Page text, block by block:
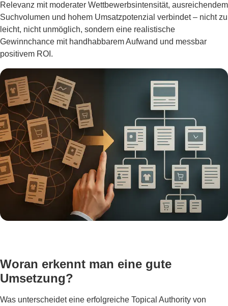
Relevanz mit moderater Wettbewerbsintensität, ausreichendem
Suchvolumen und hohem Umsatzpotenzial verbindet – nicht zu
leicht, nicht unmöglich, sondern eine realistische
Gewinnchance mit handhabbarem Aufwand und messbar
positivem ROI.
Woran erkennt man eine gute
Umsetzung?
Was unterscheidet eine erfolgreiche Topical Authority von